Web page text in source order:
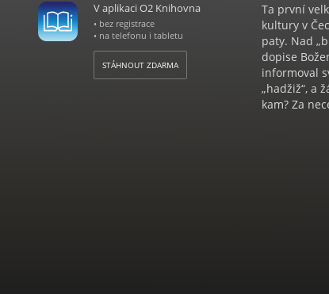
V aplikaci O2 Knihovna
• bez registrace
• na telefonu i tabletu
STÁHNOUT ZDARMA
Ta první
kultury v
paty. Nad
dopise
informoval
„hadžiž“, a
kam? Za
jsem